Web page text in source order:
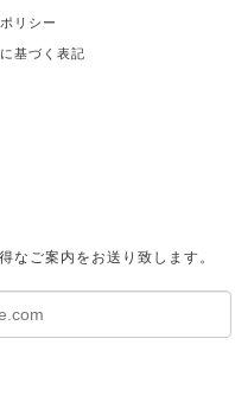
リシー
基づく表記
なご案内をお送り致します。